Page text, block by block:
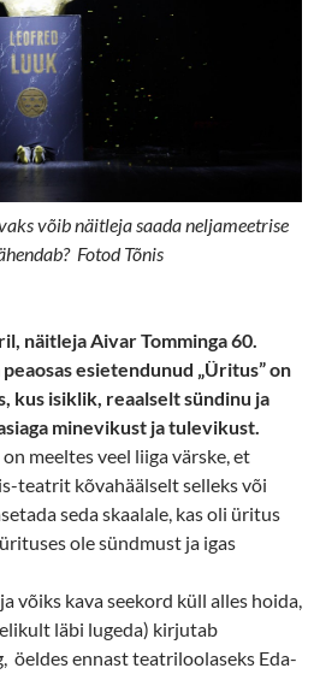
võib näitleja saada neljameetrise
Fotod Tõnis
näitleja Aivar Tomminga 60.
esietendunud „Üritus” on
kus isiklik, reaalselt sündinu ja
minevikust ja tulevikust.
meeltes veel liiga värske, et
teatrit kõvahäälselt selleks või
seda skaalale, kas oli üritus
ole sündmust ja igas
võiks kava seekord küll alles hoida,
läbi lugeda) kirjutab
öeldes ennast teatriloolaseks Eda-